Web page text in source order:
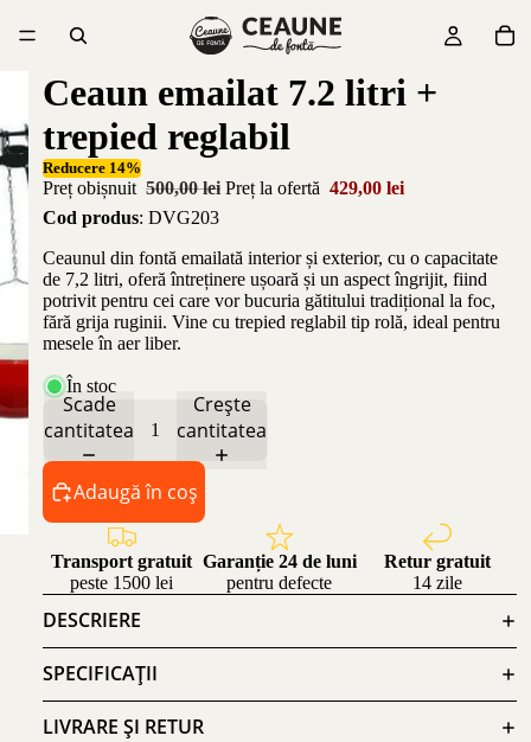
Ceaun emailat 7.2 litri +
trepied reglabil
Reducere 14%
Preț obișnuit 500,00 lei Preț la ofertă 429,00 lei
Cod produs: DVG203
Ceaunul din fontă emailată interior și exterior, cu o capacitate
de 7,2 litri, oferă întreținere ușoară și un aspect îngrijit, fiind
potrivit pentru cei care vor bucuria gătitului tradițional la foc,
fără grija ruginii. Vine cu trepied reglabil tip rolă, ideal pentru
mesele în aer liber.
În stoc
Scade
cantitatea
Crește
cantitatea
Adaugă în coș
Transport gratuit
peste 1500 lei
Garanție 24 de luni
pentru defecte
Retur gratuit
14 zile
DESCRIERE
SPECIFICAȚII
LIVRARE ȘI RETUR